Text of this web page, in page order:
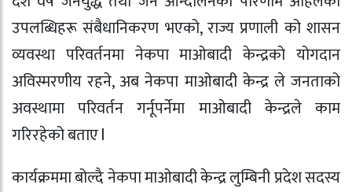
उपलब्धिहरू संबैधानिकरण भएको, राज्य प्रणाली को शासन
व्यवस्था परिवर्तनमा नेकपा माओबादी केन्द्रको योगदान
अविस्मरणीय रहने, अब नेकपा माओबादी केन्द्र ले जनताको
अवस्थामा परिवर्तन गर्नूपर्नेमा माओबादी केन्द्रले काम
गरिरहेको बताए l
कार्यक्रममा बोल्दै नेकपा माओबादी केन्द्र लुम्बिनी प्रदेश सदस्य